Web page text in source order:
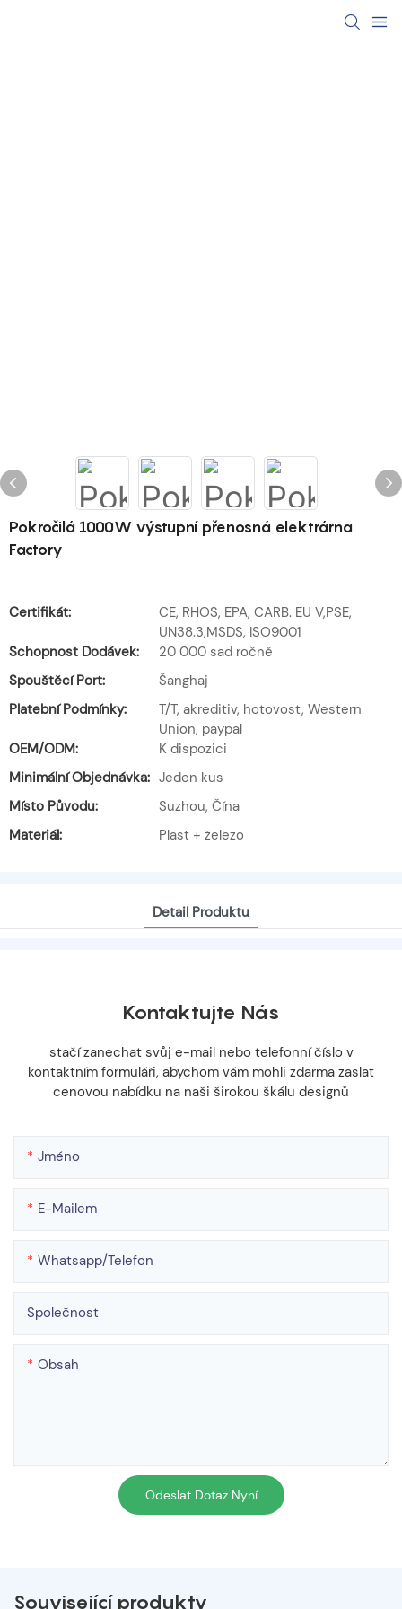
Pokročilá 1000W výstupní přenosná elektrárna
Factory
Certifikát:
CE, RHOS, EPA, CARB. EU V,PSE,
UN38.3,MSDS, ISO9001
Schopnost Dodávek:
20 000 sad ročně
Spouštěcí Port:
Šanghaj
Platební Podmínky:
T/T, akreditiv, hotovost, Western
Union, paypal
OEM/ODM:
K dispozici
Minimální Objednávka: Jeden kus
Místo Původu:
Suzhou, Čína
Materiál:
Plast + železo
Detail Produktu
Kontaktujte Nás
stačí zanechat svůj e-mail nebo telefonní číslo v
kontaktním formuláři, abychom vám mohli zdarma zaslat
cenovou nabídku na naši širokou škálu designů
Jméno
E-Mailem
Whatsapp/telefon
Společnost
Obsah
Odeslat Dotaz Nyní
Související produkty